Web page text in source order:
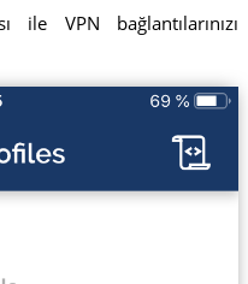
ile VPN bağlantılarınızı